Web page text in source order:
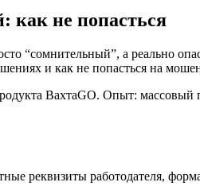
как не попасться
“сомнительный”, а реально
и как не попасться на
ВахтаGO. Опыт:
реквизиты работодателя,